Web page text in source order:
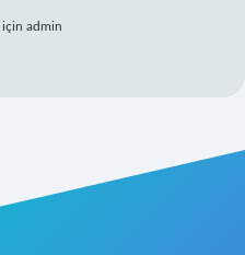
için admin